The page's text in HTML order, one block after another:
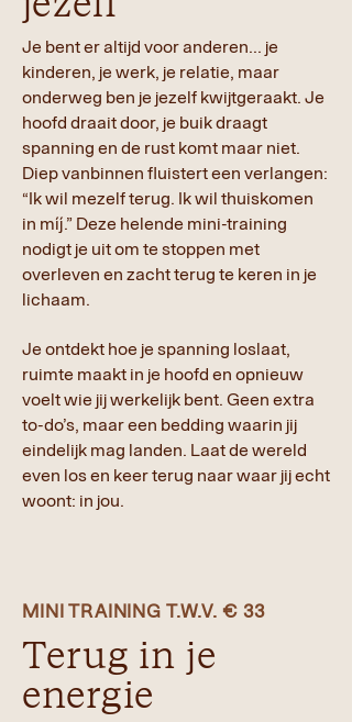
Je bent er altijd voor anderen... je
kinderen, je werk, je relatie, maar
onderweg ben je jezelf kwijtgeraakt. Je
hoofd draait door, je buik draagt
spanning en de rust komt maar niet.
Diep vanbinnen fluistert een verlangen:
“Ik wil mezelf terug. Ik wil thuiskomen
in míj.” Deze helende mini-training
nodigt je uit om te stoppen met
overleven en zacht terug te keren in je
lichaam.
Je ontdekt hoe je spanning loslaat,
ruimte maakt in je hoofd en opnieuw
voelt wie jij werkelijk bent. Geen extra
to-do’s, maar een bedding waarin jij
eindelijk mag landen. Laat de wereld
even los en keer terug naar waar jij echt
woont: in jou.
MINI TRAINING T.W.V. € 33
Terug in je
energie